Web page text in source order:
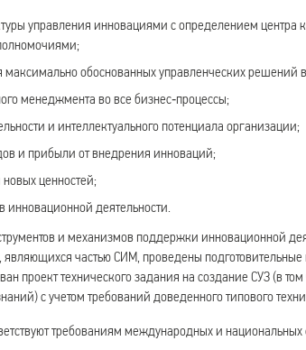
управления инновациями с определением
максимально обоснованных управленческих решений
менеджмента во все бизнес‑процессы;
и интеллектуального потенциала организации;
и прибыли от внедрения инноваций;
ценностей;
деятельности.
и механизмов поддержки инновационной
частью СИМ, проведены
проект технического задания на создание СУЗ (в
с учетом требований доведенного типового
требованиям международных и национальных